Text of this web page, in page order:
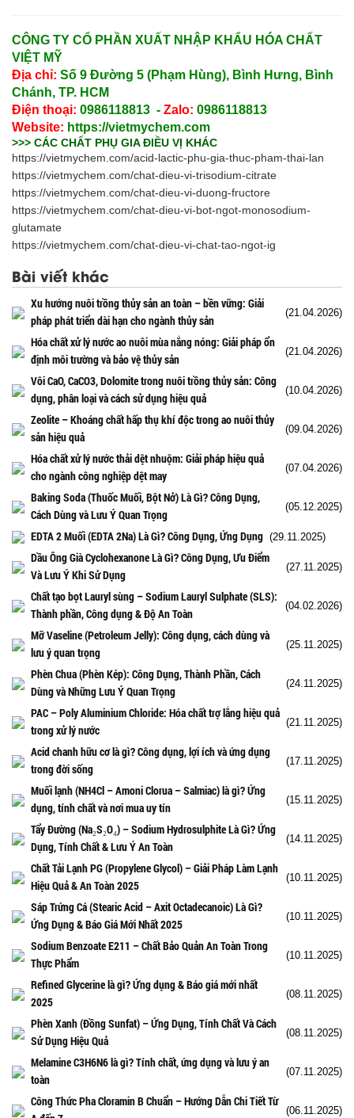
CÔNG TY CỔ PHẦN XUẤT NHẬP KHẨU HÓA CHẤT
VIỆT MỸ
Địa chỉ: Số 9 Đường 5 (Phạm Hùng), Bình Hưng, Bình
Chánh, TP. HCM
Điện thoại: 0986118813 - Zalo: 0986118813
Website: https://vietmychem.com
>>> CÁC CHẤT PHỤ GIA ĐIỀU VỊ KHÁC
https://vietmychem.com/acid-lactic-phu-gia-thuc-pham-thai-lan
https://vietmychem.com/chat-dieu-vi-trisodium-citrate
https://vietmychem.com/chat-dieu-vi-duong-fructore
https://vietmychem.com/chat-dieu-vi-bot-ngot-monosodium-
glutamate
https://vietmychem.com/chat-dieu-vi-chat-tao-ngot-ig
Bài viết khác
Xu hướng nuôi trồng thủy sản an toàn – bền vững: Giải
pháp phát triển dài hạn cho ngành thủy sản
(21.04.2026)
Hóa chất xử lý nước ao nuôi mùa nắng nóng: Giải pháp ổn
định môi trường và bảo vệ thủy sản
(21.04.2026)
Vôi CaO, CaCO3, Dolomite trong nuôi trồng thủy sản: Công
dụng, phân loại và cách sử dụng hiệu quả
(10.04.2026)
Zeolite – Khoáng chất hấp thụ khí độc trong ao nuôi thủy
sản hiệu quả
(09.04.2026)
Hóa chất xử lý nước thải dệt nhuộm: Giải pháp hiệu quả
cho ngành công nghiệp dệt may
(07.04.2026)
Baking Soda (Thuốc Muối, Bột Nở) Là Gì? Công Dụng,
Cách Dùng và Lưu Ý Quan Trọng
(05.12.2025)
EDTA 2 Muối (EDTA 2Na) Là Gì? Công Dụng, Ứng Dụng (29.11.2025)
Dầu Ông Già Cyclohexanone Là Gì? Công Dụng, Ưu Điểm
Và Lưu Ý Khi Sử Dụng
(27.11.2025)
Chất tạo bọt Lauryl sùng – Sodium Lauryl Sulphate (SLS):
Thành phần, Công dụng & Độ An Toàn
(04.02.2026)
Mỡ Vaseline (Petroleum Jelly): Công dụng, cách dùng và
lưu ý quan trọng
(25.11.2025)
Phèn Chua (Phèn Kép): Công Dụng, Thành Phần, Cách
Dùng và Những Lưu Ý Quan Trọng
(24.11.2025)
PAC – Poly Aluminium Chloride: Hóa chất trợ lắng hiệu quả
trong xử lý nước
(21.11.2025)
Acid chanh hữu cơ là gì? Công dụng, lợi ích và ứng dụng
trong đời sống
(17.11.2025)
Muối lạnh (NH4Cl – Amoni Clorua – Salmiac) là gì? Ứng
dụng, tính chất và nơi mua uy tín
(15.11.2025)
Tẩy Đường (Na₂S₂O₄) – Sodium Hydrosulphite Là Gì? Ứng
Dụng, Tính Chất & Lưu Ý An Toàn
(14.11.2025)
Chất Tải Lạnh PG (Propylene Glycol) – Giải Pháp Làm Lạnh
Hiệu Quả & An Toàn 2025
(10.11.2025)
Sáp Trứng Cá (Stearic Acid – Axit Octadecanoic) Là Gì?
Ứng Dụng & Báo Giá Mới Nhất 2025
(10.11.2025)
Sodium Benzoate E211 – Chất Bảo Quản An Toàn Trong
Thực Phẩm
(10.11.2025)
Refined Glycerine là gì? Ứng dụng & Báo giá mới nhất
2025
(08.11.2025)
Phèn Xanh (Đồng Sunfat) – Ứng Dụng, Tính Chất Và Cách
Sử Dụng Hiệu Quả
(08.11.2025)
Melamine C3H6N6 là gì? Tính chất, ứng dụng và lưu ý an
toàn
(07.11.2025)
Công Thức Pha Cloramin B Chuẩn – Hướng Dẫn Chi Tiết Từ
(06.11.2025)